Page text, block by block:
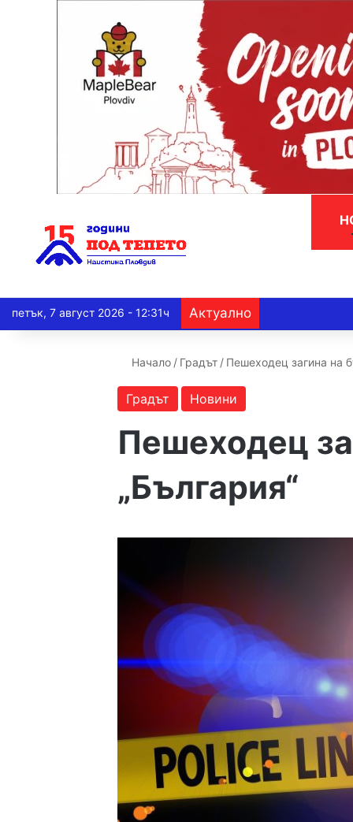
петък, 7 август 2026 - 12:31ч Актуално
Начало / Градът / Пешеходец загина на
Градът Новини
Пешеходец
„България“